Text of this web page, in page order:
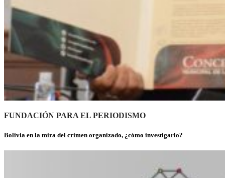
FUNDACIÓN PARA EL PERIODISMO
Bolivia en la mira del crimen organizado, ¿cómo investigarlo?